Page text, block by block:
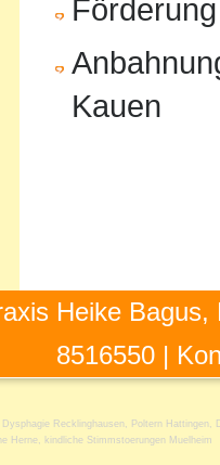
Kauen
Heike
8516550 |
Dysphagie Recklinghausen Poltern Hattingen
Herne kindliche Stimmstoerungen Muelheim